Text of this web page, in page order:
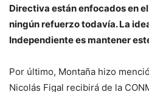
Directiva están enfocados en
ningún refuerzo todavía. La
Independiente es mantener
Por último, Montaña hizo
Nicolás Figal recibirá de la